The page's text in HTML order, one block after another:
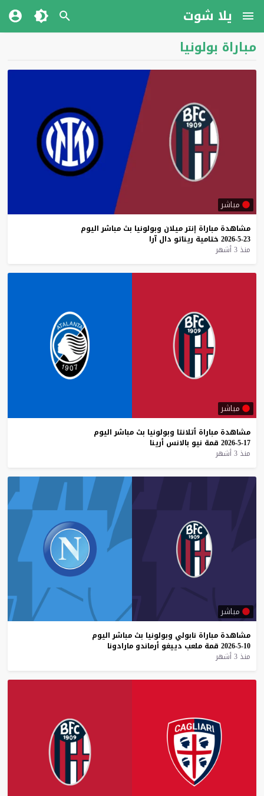
يلا شوت
مباراة بولونيا
مباشر
مشاهدة مباراة إنترميلان وبولونيا بث مباشر اليوم
23-5-2026
ختامية ريناتو دال آرا
منذ 3 أشهر
مباشر
مشاهدة مباراة أتلانتا وبولونيا بث مباشر اليوم
17-5-2026
قمة نيو بالانس أرينا
منذ 3 أشهر
مباشر
مشاهدة مباراة نابولي وبولونيا بث مباشر اليوم
10-5-2026
قمة ملعب دييغو أرماندو مارادونا
منذ 3 أشهر